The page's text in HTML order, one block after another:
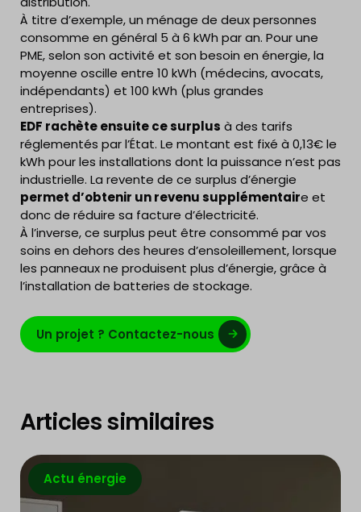
À titre d’exemple, un ménage de deux personnes
consomme en général 5 à 6 kWh par an. Pour une
PME, selon son activité et son besoin en énergie, la
moyenne oscille entre 10 kWh (médecins, avocats,
indépendants) et 100 kWh (plus grandes
entreprises).
EDF rachète ensuite ce surplus à des tarifs
réglementés par l’État. Le montant est fixé à 0,13€ le
kWh pour les installations dont la puissance n’est pas
industrielle. La revente de ce surplus d’énergie
permet d’obtenir un revenu supplémentaire et
donc de réduire sa facture d’électricité.
À l’inverse, ce surplus peut être consommé par vos
soins en dehors des heures d’ensoleillement, lorsque
les panneaux ne produisent plus d’énergie, grâce à
l’installation de batteries de stockage.
Un projet ? Contactez-nous
Articles similaires
Actu énergie